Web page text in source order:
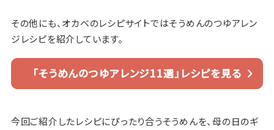
その他にも、オカベのレシピサイトではそうめんのつゆアレン
ジレシピを紹介しています。
「そうめんのつゆアレンジ11選」レシピを見る
今回ご紹介したレシピにぴったり合うそうめんを、母の日のギ